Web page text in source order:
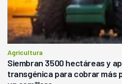
Agricultura
Siembran 3500 hectáreas y
transgénica para cobrar más